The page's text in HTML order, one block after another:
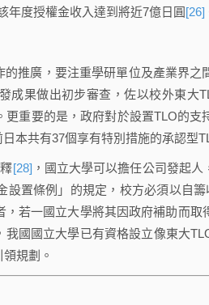
年度授權金收入達到將近7億日圓[26]
廣，要注重學研單位及產業界之
成果做出初步審查，佐以校外東大
重要的是，政府對於設置TLO的支
本共有37個享有特別措施的承認型
[28] ，國立大學可以擔任公司發起
置條例」的規定，校方必須以自
若一國立大學將其因政府補助而取
國國立大學已有資格設立像東大
規劃。